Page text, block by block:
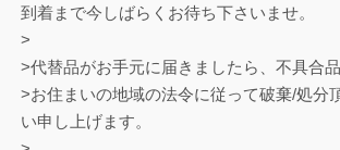
到着まで今しばらくお待ち下さいませ。
>
>代替品がお手元に届きましたら、不具合品
>お住まいの地域の法令に従って破棄/処分
い申し上げます。